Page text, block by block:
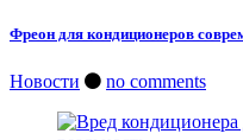
Фреон для кондиционеров
Новости no comments